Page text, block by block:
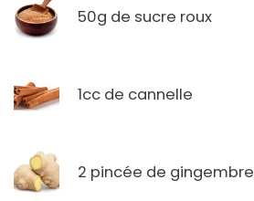
50g de sucre roux
1cc de cannelle
2 pincée de gingembre